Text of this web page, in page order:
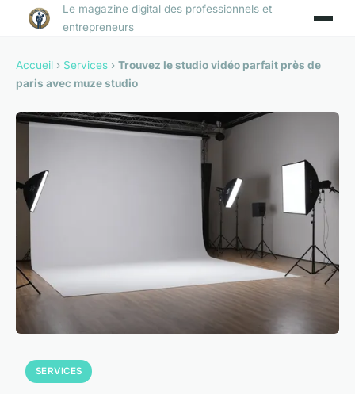
Le magazine digital des professionnels et
entrepreneurs
Accueil › Services › Trouvez le studio vidéo parfait près de
paris avec muze studio
SERVICES